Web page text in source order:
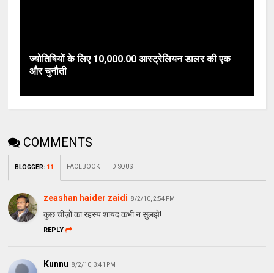
ज्योतिषियों के लिए 10,000.00 आस्ट्रेलियन डालर की एक
और चुनौती
COMMENTS
BLOGGER: 11 FACEBOOK DISQUS
zeashan haider zaidi 8/2/10, 2:54 PM
कुछ चीज़ों का रहस्य शायद कभी न सुलझे!
REPLY
Kunnu 8/2/10, 3:41 PM